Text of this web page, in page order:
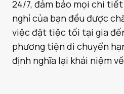
24/7, đảm bảo mọi chi
nghỉ của bạn đều được
việc đặt tiệc tối tại gia
phương tiện di chuyển
định nghĩa lại khái niệm